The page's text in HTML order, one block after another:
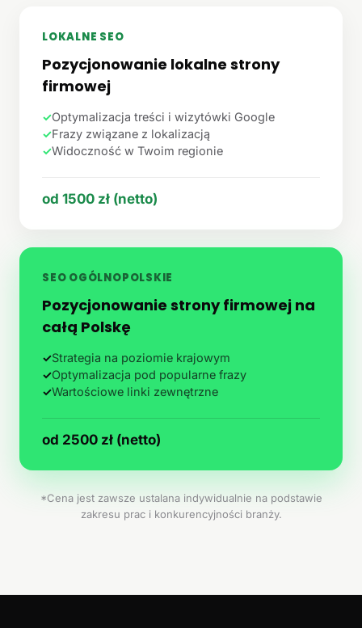
LOKALNE SEO
Pozycjonowanie lokalne strony
firmowej
✓Optymalizacja treści i wizytówki Google
✓Frazy związane z lokalizacją
✓Widoczność w Twoim regionie
od 1500 zł (netto)
SEO OGÓLNOPOLSKIE
Pozycjonowanie strony firmowej na
całą Polskę
✓Strategia na poziomie krajowym
✓Optymalizacja pod popularne frazy
✓Wartościowe linki zewnętrzne
od 2500 zł (netto)
*Cena jest zawsze ustalana indywidualnie na podstawie
zakresu prac i konkurencyjności branży.